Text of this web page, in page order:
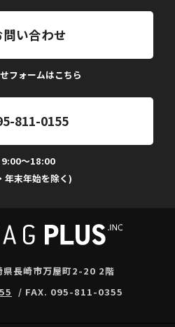
問い合わせ
フォームはこちら
811-0155
9:00～18:00
年末年始を除く)
長崎市万屋町2-20 2階
/ FAX. 095-811-0355